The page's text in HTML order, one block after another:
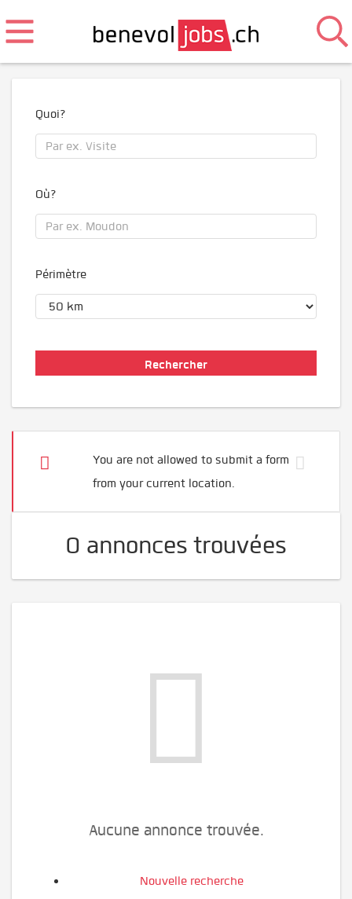
Quoi?
Où?
Périmètre
You are not allowed to submit a form
from your current location.
0 annonces trouvées
Aucune annonce trouvée.
Nouvelle recherche